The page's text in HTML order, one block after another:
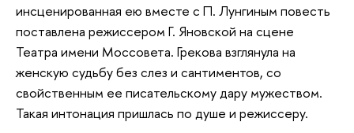
инсценированная ею вместе с П. Лунгиным повесть
поставлена режиссером Г. Яновской на сцене
Театра имени Моссовета. Грекова взглянула на
женскую судьбу без слез и сантиментов, со
свойственным ее писательскому дару мужеством.
Такая интонация пришлась по душе и режиссеру.